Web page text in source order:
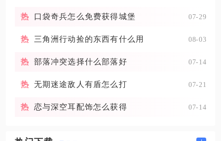
口袋奇兵怎么免费获得城堡 07-29
三角洲行动捡的东西有什么用 08-03
部落冲突选择什么部落好 07-14
无期迷途敌人有盾怎么打 07-21
恋与深空耳配饰怎么获得 07-14